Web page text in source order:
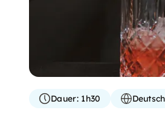
Dauer:1h30 Deutsch